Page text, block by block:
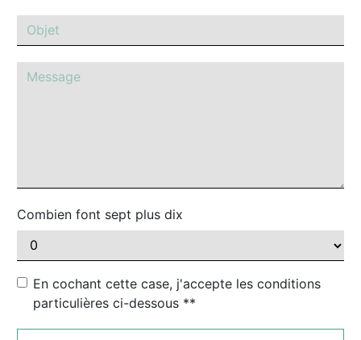
Combien font sept plus dix
En cochant cette case, j'accepte les conditions
particulières ci-dessous **